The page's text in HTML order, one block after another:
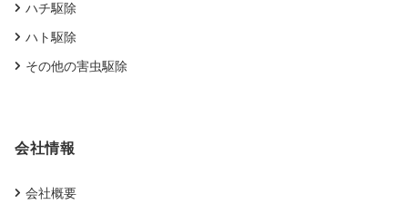
ハチ駆除
ハト駆除
その他の害虫駆除
会社情報
会社概要